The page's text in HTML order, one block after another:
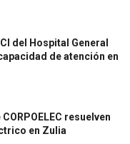
del Hospital General
de atención en
resuelven
en Zulia